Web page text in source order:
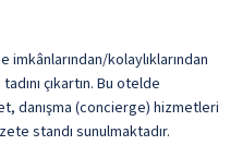
imkânlarından/kolaylıklarından
çıkartın. Bu otelde
danışma (concierge) hizmetleri
standı sunulmaktadır.